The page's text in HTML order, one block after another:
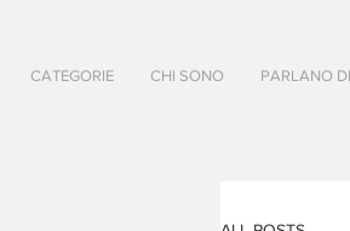
CATEGORIE CHI SONO PARLANO